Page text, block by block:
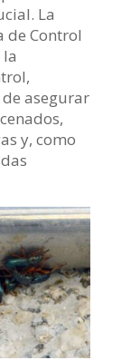
La
de Control
asegurar
y, como